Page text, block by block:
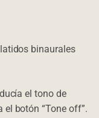
binaurales
el tono de
botón “Tone off”.